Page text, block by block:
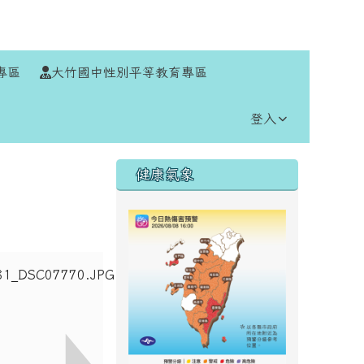
區 大竹國中性別平等教育專區
登入
右邊區域內容
健康氣象